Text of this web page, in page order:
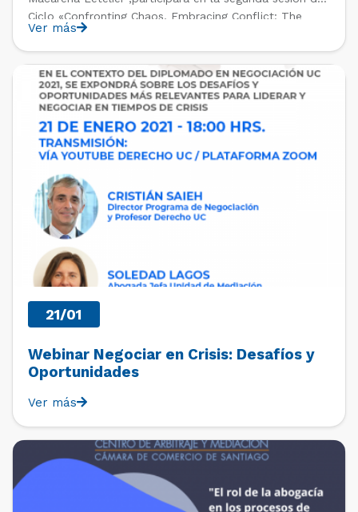
Ciclo «Confronting Chaos, Embracing Conflict: The
Time for Collaborative ADR in Latin America is Now»,
organizado por JAMS, Weinstein International
Foundation y Union Internationale […]
Ver más
PAST EVENTS
21/01
Webinar Negociar en Crisis: Desafíos y
Oportunidades
Ver más
PAST EVENTS